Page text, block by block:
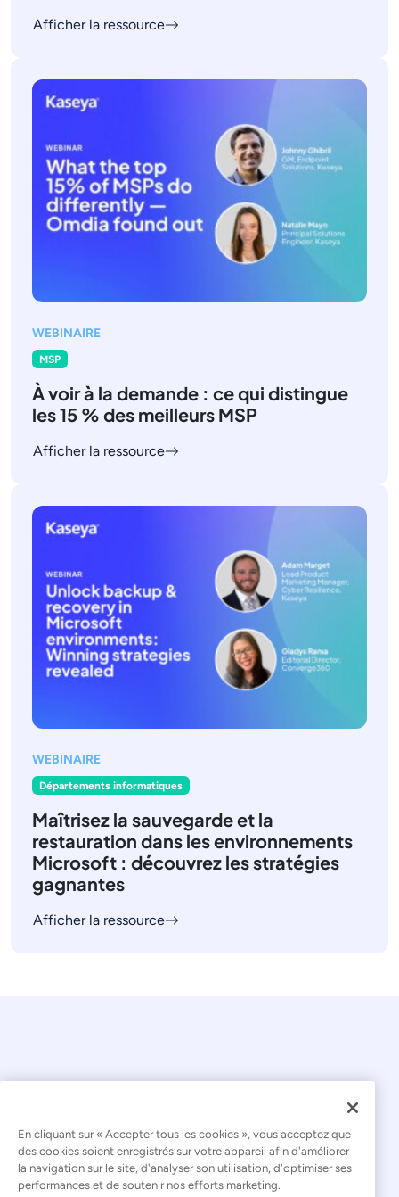
Afficher la ressource
WEBINAIRE
MSP
À voir à la demande : ce qui distingue
les 15 % des meilleurs MSP
Afficher la ressource
WEBINAIRE
Départements informatiques
Maîtrisez la sauvegarde et la
restauration dans les environnements
Microsoft : découvrez les stratégies
gagnantes
Afficher la ressource
© 2026 Kaseya. Tous droits réservés.
Français
En cliquant sur « Accepter tous les cookies », vous acceptez que
des cookies soient enregistrés sur votre appareil afin d'améliorer
la navigation sur le site, d'analyser son utilisation, d'optimiser ses
performances et de soutenir nos efforts marketing.